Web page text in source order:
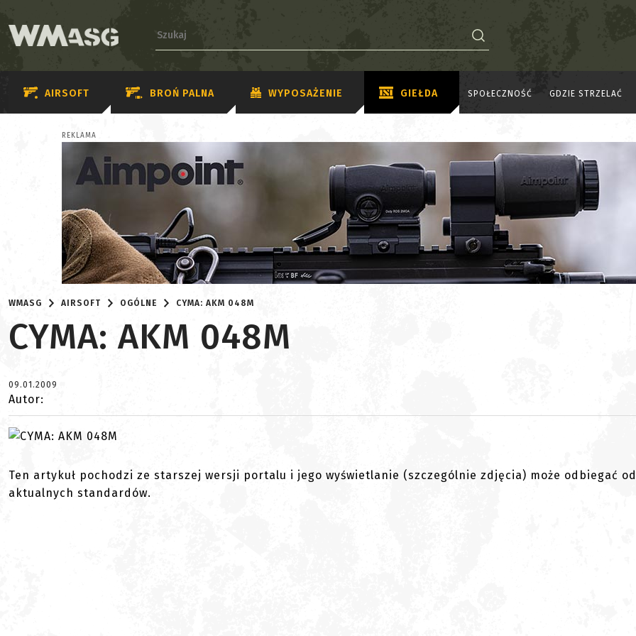
AIRSOFT BROŃ PALNA WYPOSAŻENIE GIEŁDA SPOŁECZNOŚĆ GDZIE STRZELAĆ
REKLAMA
WMASG AIRSOFT OGÓLNE CYMA: AKM 048M
CYMA: AKM 048M
09.01.2009
Autor:
Ten artykuł pochodzi ze starszej wersji portalu i jego wyświetlanie (szczególnie zdjęcia) może odbiegać od
aktualnych standardów.